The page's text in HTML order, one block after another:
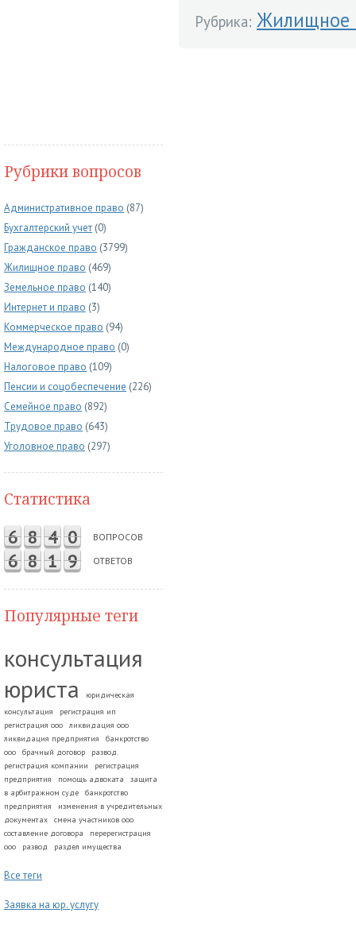
Рубрики вопросов
Административное право (87)
Бухгалтерский учет (0)
Гражданское право (3799)
Жилищное право (469)
Земельное право (140)
Интернет и право (3)
Коммерческое право (94)
Международное право (0)
Налоговое право (109)
Пенсии и соцобеспечение (226)
Семейное право (892)
Трудовое право (643)
Уголовное право (297)
Статистика
6 8 4 0 ВОПРОСОВ
6 8 1 9 ОТВЕТОВ
Популярные теги
консультация
юриста
юридическая
консультация
регистрация ип
регистрация ооо
ликвидация ооо
ликвидация предприятия
банкротство
ооо
брачный договор
развод.
регистрация компании
регистрация
предприятия
помощь адвоката
защита
в арбитражном суде
банкротство
предприятия
изменения в учредительных
документах
смена участников ооо
составление договора
перерегистрация
ооо
развод раздел имущества
Все теги
Заявка на юр. услугу
Рубрика: Жилищное